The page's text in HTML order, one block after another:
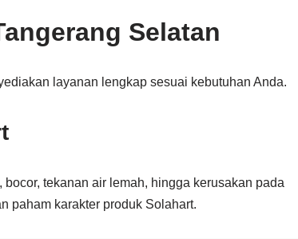
Selatan
layanan lengkap sesuai kebutuhan Anda.
tekanan air lemah, hingga kerusakan pada
paham karakter produk Solahart.